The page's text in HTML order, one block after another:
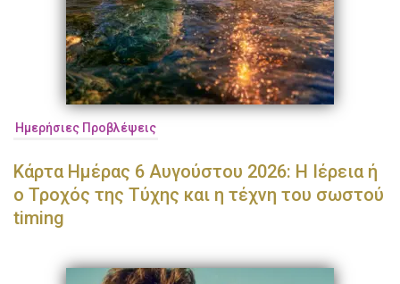
Ημερήσιες Προβλέψεις
Κάρτα Ημέρας 6 Αυγούστου 2026: Η Ιέρεια ή
ο Τροχός της Τύχης και η τέχνη του σωστού
timing